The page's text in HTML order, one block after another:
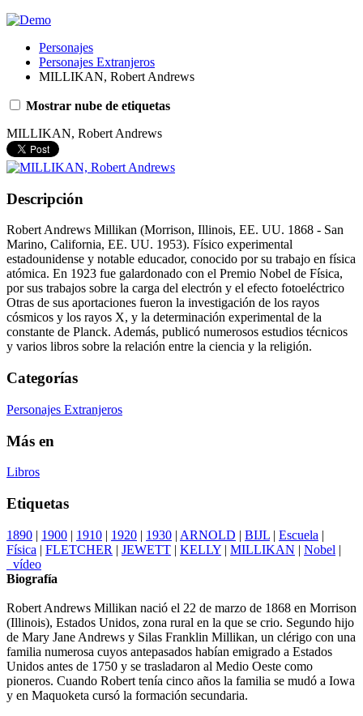
Personajes
Personajes Extranjeros
MILLIKAN, Robert Andrews
Mostrar nube de etiquetas
MILLIKAN, Robert Andrews
Descripción
Robert Andrews Millikan (Morrison, Illinois, EE. UU. 1868 - San
Marino, California, EE. UU. 1953). Físico experimental
estadounidense y notable educador, conocido por su trabajo en física
atómica. En 1923 fue galardonado con el Premio Nobel de Física,
por sus trabajos sobre la carga del electrón y el efecto fotoeléctrico
Otras de sus aportaciones fueron la investigación de los rayos
cósmicos y los rayos X, y la determinación experimental de la
constante de Planck. Además, publicó numerosos estudios técnicos
y varios libros sobre la relación entre la ciencia y la religión.
Categorías
Personajes Extranjeros
Más en
Libros
Etiquetas
1890 | 1900 | 1910 | 1920 | 1930 | ARNOLD | BIJL | Escuela |
Física | FLETCHER | JEWETT | KELLY | MILLIKAN | Nobel |
_vídeo
Biografía
Robert Andrews Millikan nació el 22 de marzo de 1868 en Morrison
(Illinois), Estados Unidos, zona rural en la que se crio. Segundo hijo
de Mary Jane Andrews y Silas Franklin Millikan, un clérigo con una
familia numerosa cuyos antepasados habían emigrado a Estados
Unidos antes de 1750 y se trasladaron al Medio Oeste como
pioneros. Cuando Robert tenía cinco años la familia se mudó a Iowa
y en Maquoketa cursó la formación secundaria.